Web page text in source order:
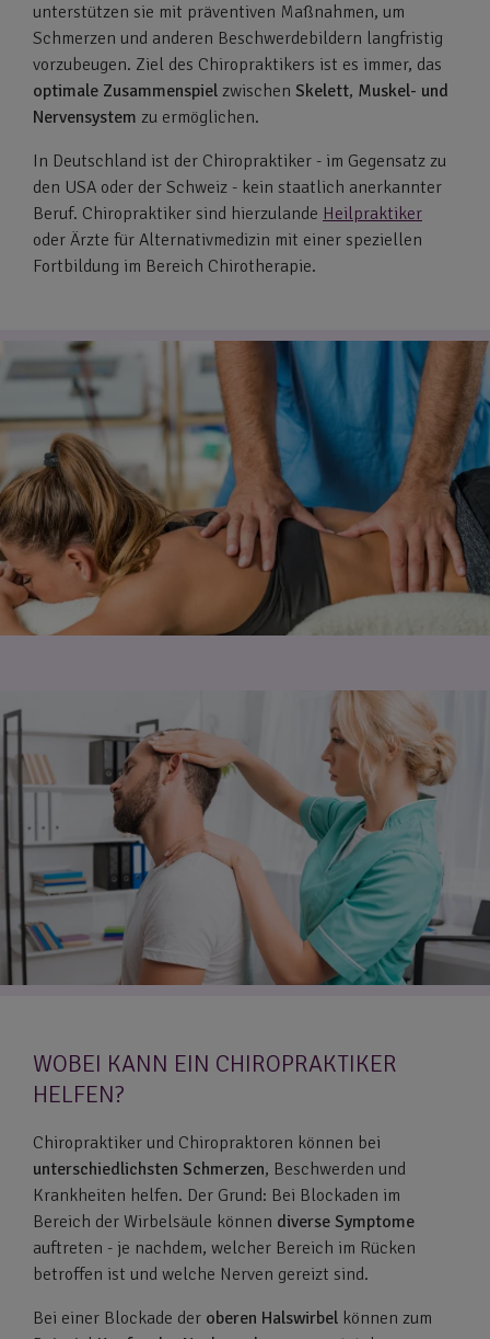
unterstützen sie mit präventiven Maßnahmen, um
Schmerzen und anderen Beschwerdebildern langfristig
vorzubeugen. Ziel des Chiropraktikers ist es immer, das
optimale Zusammenspiel zwischen Skelett, Muskel- und
Nervensystem zu ermöglichen.
In Deutschland ist der Chiropraktiker - im Gegensatz zu
den USA oder der Schweiz - kein staatlich anerkannter
Beruf. Chiropraktiker sind hierzulande Heilpraktiker
oder Ärzte für Alternativmedizin mit einer speziellen
Fortbildung im Bereich Chirotherapie.
WOBEI KANN EIN CHIROPRAKTIKER
HELFEN?
Chiropraktiker und Chiropraktoren können bei
unterschiedlichsten Schmerzen, Beschwerden und
Krankheiten helfen. Der Grund: Bei Blockaden im
Bereich der Wirbelsäule können diverse Symptome
auftreten - je nachdem, welcher Bereich im Rücken
betroffen ist und welche Nerven gereizt sind.
Bei einer Blockade der oberen Halswirbel können zum